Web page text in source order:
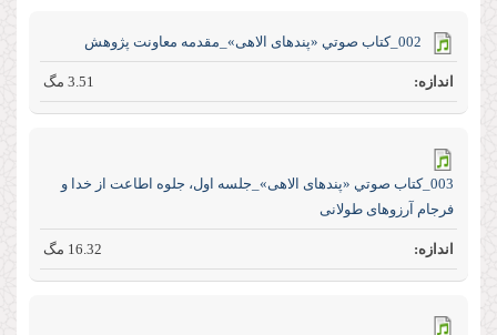
002_كتاب صوتي «پند‌های الاهی»_مقدمه معاونت پژوهش
3.51 مگ
003_كتاب صوتي «پند‌های الاهی»_جلسه اول، جلوه اطاعت از خدا و
فرجام آرزو‌های طولانی
16.32 مگ